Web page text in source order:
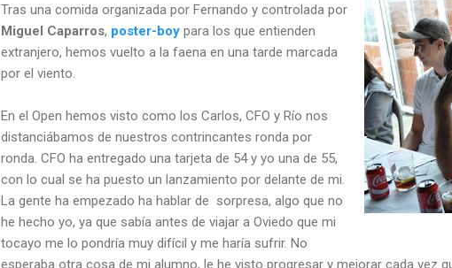
Tras una comida organizada por Fernando y controlada por
Miguel Caparros, poster-boy para los que entienden
extranjero, hemos vuelto a la faena en una tarde marcada
por el viento.
En el Open hemos visto como los Carlos, CFO y Río nos
distanciábamos de nuestros contrincantes ronda por
ronda. CFO ha entregado una tarjeta de 54 y yo una de 55,
con lo cual se ha puesto un lanzamiento por delante de mi.
La gente ha empezado ha hablar de sorpresa, algo que no
he hecho yo, ya que sabía antes de viajar a Oviedo que mi
tocayo me lo pondría muy difícil y me haría sufrir. No
esperaba otra cosa de mi alumno, le he visto progresar y mejorar cada vez